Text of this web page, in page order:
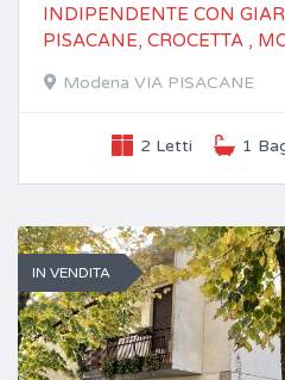
INDIPENDENTE CON
PISACANE, CROCETTA ,
Modena VIA PISACANE
2 Letti 1
IN VENDITA